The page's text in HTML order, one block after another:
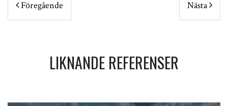
Föregående Nästa
LIKNANDE REFERENSER